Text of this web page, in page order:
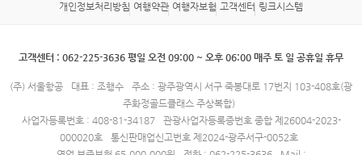
개인정보처리방침 여행약관 여행자보험 고객센터 링크시스템
고객센터 : 062-225-3636 평일 오전 09:00 ~ 오후 06:00 매주 토 일 공휴일 휴무
(주) 서울항공 대표 : 조행수
주소 : 광주광역시 서구 죽봉대로 17번지 103-408호(광
주화정골드클래스 주상복합)
사업자등록번호 : 408-81-34187
관광사업자등록증번호 종합 제26004-2023-
000020호
통신판매업신고번호 제2024-광주서구-0052호